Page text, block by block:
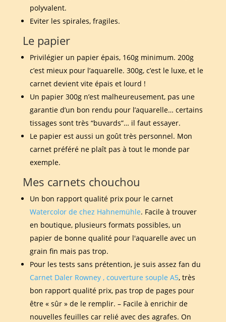
polyvalent.
Eviter les spirales, fragiles.
Le papier
Privilégier un papier épais, 160g minimum. 200g
c’est mieux pour l’aquarelle. 300g, c’est le luxe, et le
carnet devient vite épais et lourd !
Un papier 300g n’est malheureusement, pas une
garantie d’un bon rendu pour l’aquarelle… certains
tissages sont très “buvards”… il faut essayer.
Le papier est aussi un goût très personnel. Mon
carnet préféré ne plaît pas à tout le monde par
exemple.
Mes carnets chouchou
Un bon rapport qualité prix pour le carnet
Watercolor de chez Hahnemühle. Facile à trouver
en boutique, plusieurs formats possibles, un
papier de bonne qualité pour l'aquarelle avec un
grain fin mais pas trop.
Pour les tests sans prétention, je suis assez fan du
Carnet Daler Rowney , couverture souple A5, très
bon rapport qualité prix, pas trop de pages pour
être « sûr » de le remplir. – Facile à enrichir de
nouvelles feuilles car relié avec des agrafes. On